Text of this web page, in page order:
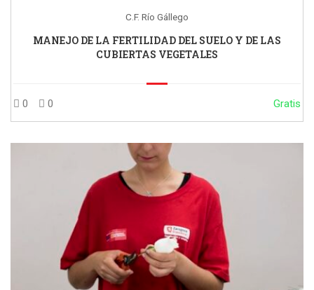
C.F. Río Gállego
MANEJO DE LA FERTILIDAD DEL SUELO Y DE LAS
CUBIERTAS VEGETALES
0 0 Gratis